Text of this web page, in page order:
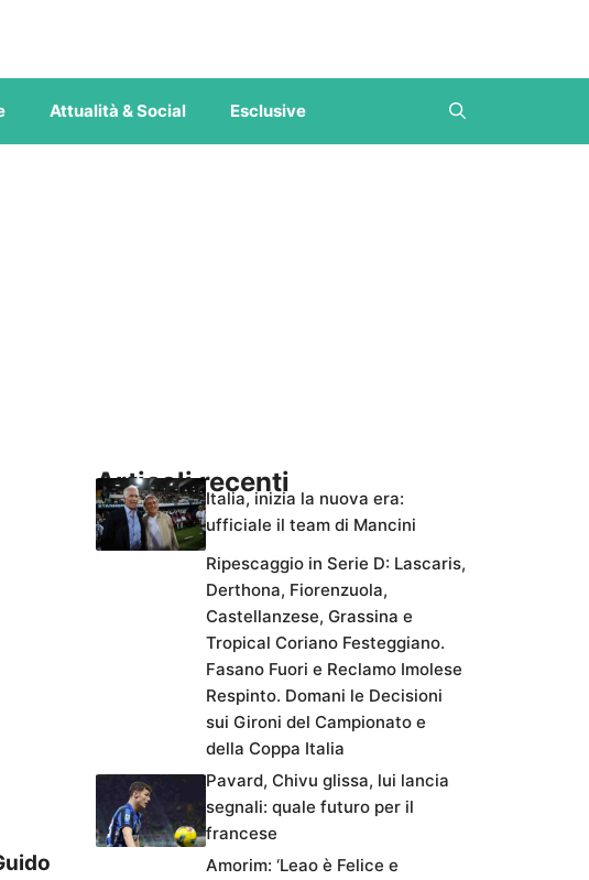
Attualità & Social Esclusive
Articoli recenti
Italia, inizia la nuova era:
ufficiale il team di Mancini
Ripescaggio in Serie D: Lascaris,
Derthona, Fiorenzuola,
Castellanzese, Grassina e
Tropical Coriano Festeggiano.
Fasano Fuori e Reclamo Imolese
Respinto. Domani le Decisioni
sui Gironi del Campionato e
della Coppa Italia
Pavard, Chivu glissa, lui lancia
segnali: quale futuro per il
francese
Amorim: ‘Leao è Felice e